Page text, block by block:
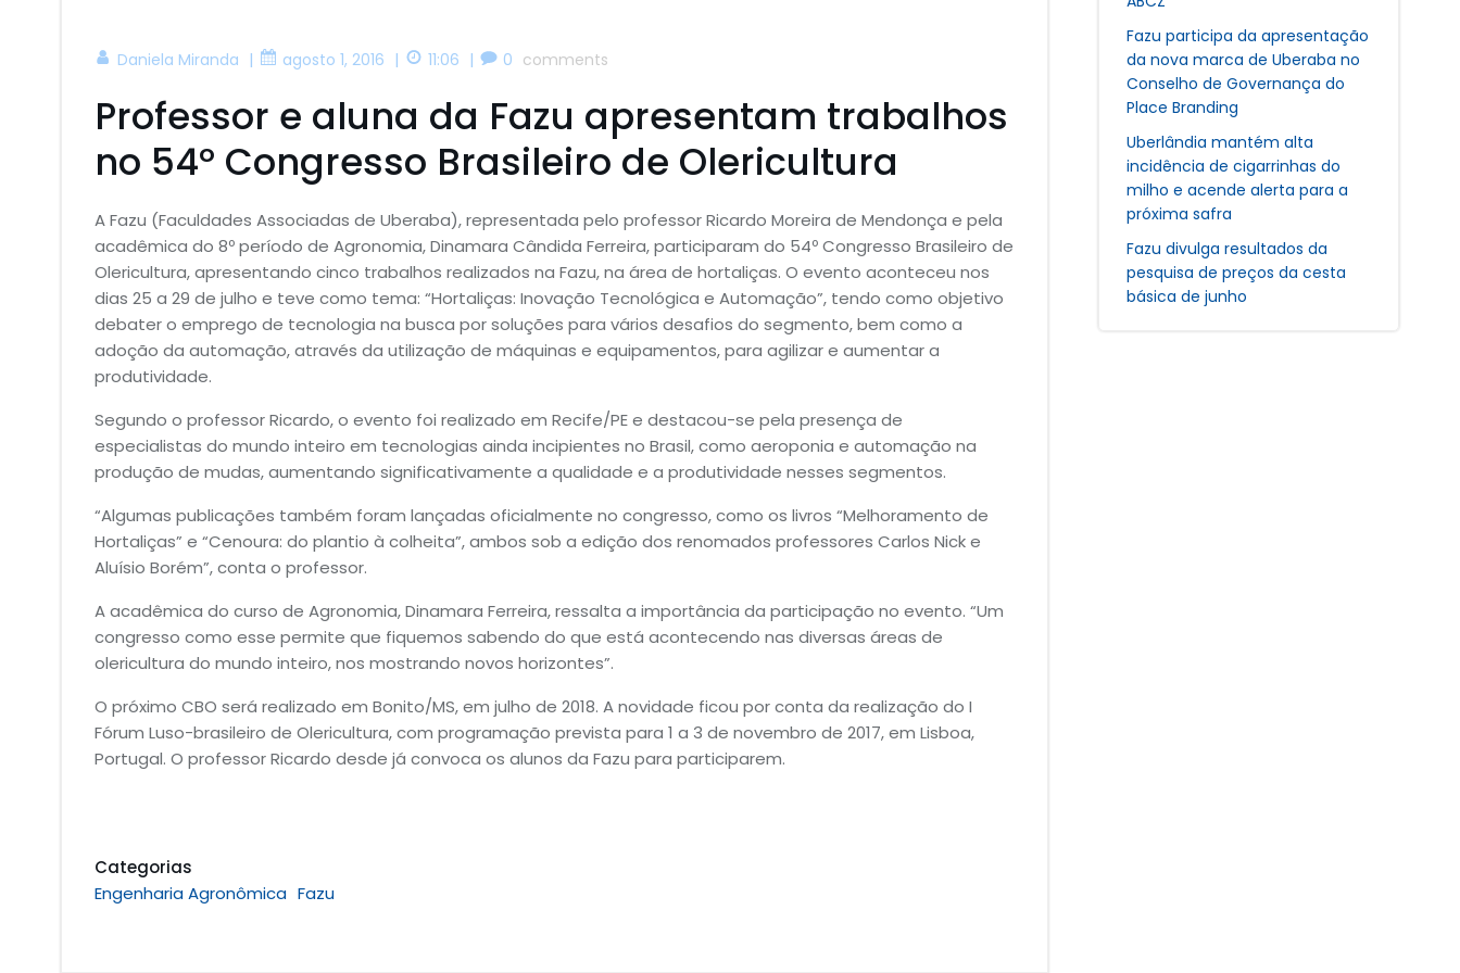
Daniela Miranda | agosto 1, 2016 | 11:06 | 0 comments
Professor e aluna da Fazu apresentam trabalhos
no 54º Congresso Brasileiro de Olericultura
A Fazu (Faculdades Associadas de Uberaba), representada pelo professor Ricardo Moreira de Mendonça e pela
acadêmica do 8º período de Agronomia, Dinamara Cândida Ferreira, participaram do 54º Congresso Brasileiro de
Olericultura, apresentando cinco trabalhos realizados na Fazu, na área de hortaliças. O evento aconteceu nos
dias 25 a 29 de julho e teve como tema: “Hortaliças: Inovação Tecnológica e Automação”, tendo como objetivo
debater o emprego de tecnologia na busca por soluções para vários desafios do segmento, bem como a
adoção da automação, através da utilização de máquinas e equipamentos, para agilizar e aumentar a
produtividade.
Segundo o professor Ricardo, o evento foi realizado em Recife/PE e destacou-se pela presença de
especialistas do mundo inteiro em tecnologias ainda incipientes no Brasil, como aeroponia e automação na
produção de mudas, aumentando significativamente a qualidade e a produtividade nesses segmentos.
“Algumas publicações também foram lançadas oficialmente no congresso, como os livros “Melhoramento de
Hortaliças” e “Cenoura: do plantio à colheita”, ambos sob a edição dos renomados professores Carlos Nick e
Aluísio Borém”, conta o professor.
A acadêmica do curso de Agronomia, Dinamara Ferreira, ressalta a importância da participação no evento. “Um
congresso como esse permite que fiquemos sabendo do que está acontecendo nas diversas áreas de
olericultura do mundo inteiro, nos mostrando novos horizontes”.
O próximo CBO será realizado em Bonito/MS, em julho de 2018. A novidade ficou por conta da realização do I
Fórum Luso-brasileiro de Olericultura, com programação prevista para 1 a 3 de novembro de 2017, em Lisboa,
Portugal. O professor Ricardo desde já convoca os alunos da Fazu para participarem.
Categorias
Engenharia Agronômica Fazu
Fazu participa da apresentação
da nova marca de Uberaba no
Conselho de Governança do
Place Branding
Uberlândia mantém alta
incidência de cigarrinhas do
milho e acende alerta para a
próxima safra
Fazu divulga resultados da
pesquisa de preços da cesta
básica de junho